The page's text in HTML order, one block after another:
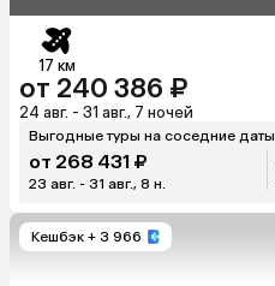
17 км
от 240 386 ₽
24 авг. - 31 авг., 7 ночей
Выгодные туры на соседние даты
от 268 431 ₽
23 авг. - 31 авг., 8 н.
Кешбэк + 3 966